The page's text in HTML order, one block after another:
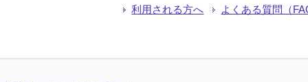
利用される方へ よくある質問（